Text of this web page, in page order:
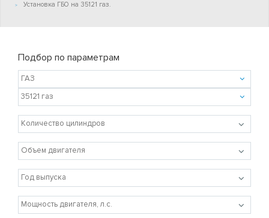
Установка ГБО на 35121 газ.
Подбор по параметрам